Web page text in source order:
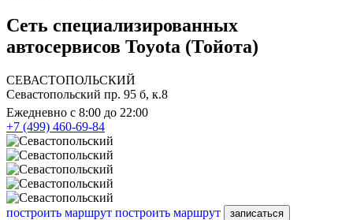
Сеть специализированных
автосервисов Toyota (Тойота)
СЕВАСТОПОЛЬСКИЙ
Севастопольский пр. 95 б, к.8
Ежедневно с 8:00 до 22:00
+7 (499) 460-69-84
построить маршрут построить маршрут записаться